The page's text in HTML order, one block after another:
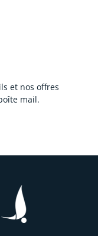
et nos offres
mail.